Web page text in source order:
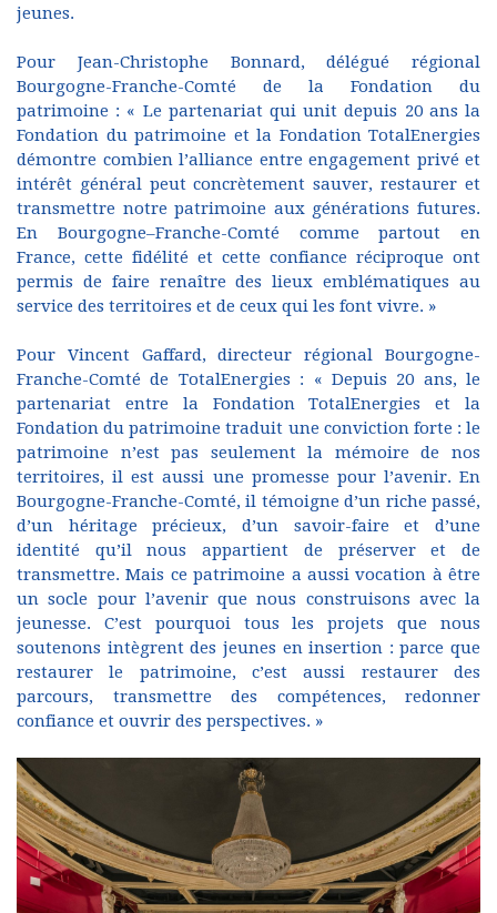
jeunes.
Pour Jean-Christophe Bonnard, délégué régional
Bourgogne-Franche-Comté de la Fondation du
patrimoine : « Le partenariat qui unit depuis 20 ans la
Fondation du patrimoine et la Fondation TotalEnergies
démontre combien l’alliance entre engagement privé et
intérêt général peut concrètement sauver, restaurer et
transmettre notre patrimoine aux générations futures.
En Bourgogne–Franche-Comté comme partout en
France, cette fidélité et cette confiance réciproque ont
permis de faire renaître des lieux emblématiques au
service des territoires et de ceux qui les font vivre. »
Pour Vincent Gaffard, directeur régional Bourgogne-
Franche-Comté de TotalEnergies : « Depuis 20 ans, le
partenariat entre la Fondation TotalEnergies et la
Fondation du patrimoine traduit une conviction forte : le
patrimoine n’est pas seulement la mémoire de nos
territoires, il est aussi une promesse pour l’avenir. En
Bourgogne-Franche-Comté, il témoigne d’un riche passé,
d’un héritage précieux, d’un savoir-faire et d’une
identité qu’il nous appartient de préserver et de
transmettre. Mais ce patrimoine a aussi vocation à être
un socle pour l’avenir que nous construisons avec la
jeunesse. C’est pourquoi tous les projets que nous
soutenons intègrent des jeunes en insertion : parce que
restaurer le patrimoine, c’est aussi restaurer des
parcours, transmettre des compétences, redonner
confiance et ouvrir des perspectives. »